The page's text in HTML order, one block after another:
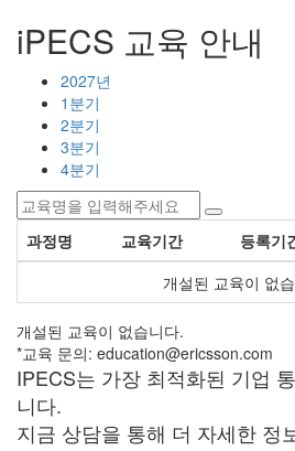
iPECS 교육 안내
2027년
1분기
2분기
3분기
4분기
과정명 교육기간 등록기
개설된 교육이 없
개설된 교육이 없습니다.
*교육 문의: education@ericsson.com
IPECS는 가장 최적화된 기업
니다.
지금 상담을 통해 더 자세한 정